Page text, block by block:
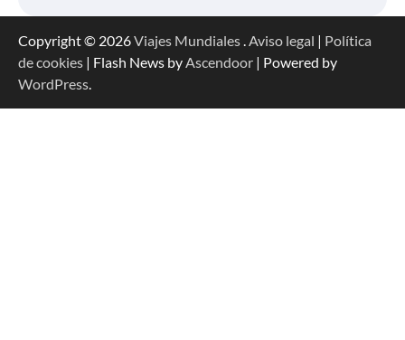
Copyright © 2026Viajes Mundiales.Aviso legal | Política
de cookies | Flash News byAscendoor | Powered by
WordPress.